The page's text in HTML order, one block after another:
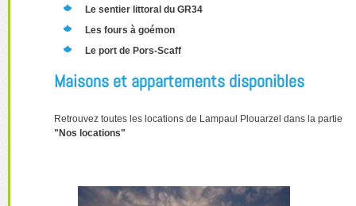
Le sentier littoral du GR34
Les fours à goémon
Le port de Pors-Scaff
Maisons et appartements disponibles
Retrouvez toutes les locations de Lampaul Plouarzel dans la partie
"Nos locations"